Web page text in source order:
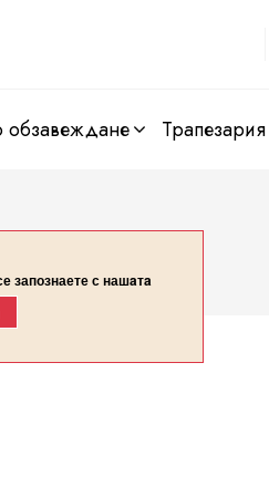
обзавеждане трапезария
запознаете с нашaтa